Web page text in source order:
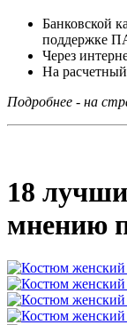
Банковской
поддержке
Через
На
Подробнее - на
18
мнению